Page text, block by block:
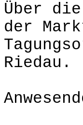
Über
der
Riedau.